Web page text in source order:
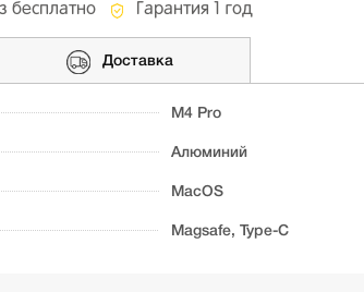
бесплатно Гарантия 1 год
Доставка
M4 Pro
Алюминий
MacOS
Magsafe, Type-C